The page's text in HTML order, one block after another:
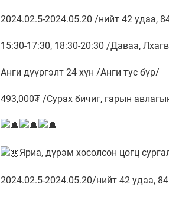
2024.02.5-2024.05.20 /нийт 42 удаа,
15:30-17:30, 18:30-20:30 /Даваа,
Анги дүүргэлт 24 хүн /Анги тус бүр/
493,000₮ /Сурах бичиг, гарын
Яриа, дүрэм хосолсон цогц
2024.02.5-2024.05.20/нийт 42 удаа,